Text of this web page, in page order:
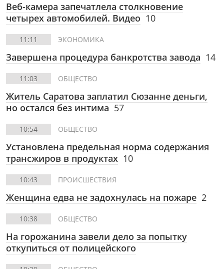
Веб-камера запечатлела столкновение
четырех автомобилей. Видео 10
11:11 ЭКОНОМИКА
Завершена процедура банкротства завода 14
11:03 ОБЩЕСТВО
Житель Саратова заплатил Сюзанне деньги,
но остался без интима 57
10:54 ОБЩЕСТВО
Установлена предельная норма содержания
трансжиров в продуктах 10
10:43 ПРОИСШЕСТВИЯ
Женщина едва не задохнулась на пожаре 2
10:38 ОБЩЕСТВО
На горожанина завели дело за попытку
откупиться от полицейского